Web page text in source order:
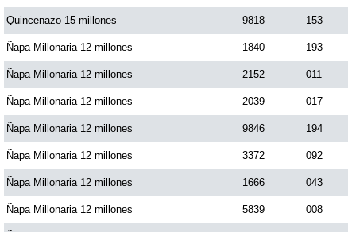
Pick 3 Día
Pick 3 Noche
Pick 4 Día
Pick 4 Noche
Pijao de Oro
Quincenazo 15 millones 9818 153
Ñapa Millonaria 12 millones 1840 193
Ñapa Millonaria 12 millones 2152 011
Ñapa Millonaria 12 millones 2039 017
Ñapa Millonaria 12 millones 9846 194
Ñapa Millonaria 12 millones 3372 092
Ñapa Millonaria 12 millones 1666 043
Ñapa Millonaria 12 millones 5839 008